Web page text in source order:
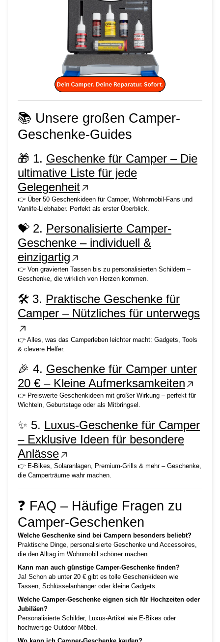
📚 Unsere großen Camper-
Geschenke-Guides
🎁 1. Geschenke für Camper – Die
ultimative Liste für jede
Gelegenheit
👉 Über 50 Geschenkideen für Camper, Wohnmobil-Fans und
Vanlife-Liebhaber. Perfekt als erster Überblick.
💝 2. Personalisierte Camper-
Geschenke – individuell &
einzigartig
👉 Von gravierten Tassen bis zu personalisierten Schildern –
Geschenke, die wirklich von Herzen kommen.
🛠️ 3. Praktische Geschenke für
Camper – Nützliches für unterwegs
👉 Alles, was das Camperleben leichter macht: Gadgets, Tools
& clevere Helfer.
🎉 4. Geschenke für Camper unter
20 € – Kleine Aufmerksamkeiten
👉 Preiswerte Geschenkideen mit großer Wirkung – perfekt für
Wichteln, Geburtstage oder als Mitbringsel.
✨ 5. Luxus-Geschenke für Camper
– Exklusive Ideen für besondere
Anlässe
👉 E-Bikes, Solaranlagen, Premium-Grills & mehr – Geschenke,
die Camperträume wahr machen.
❓ FAQ – Häufige Fragen zu
Camper-Geschenken
Welche Geschenke sind bei Campern besonders beliebt?
Praktische Dinge, personalisierte Geschenke und Accessoires,
die den Alltag im Wohnmobil schöner machen.
Kann man auch günstige Camper-Geschenke finden?
Ja! Schon ab unter 20 € gibt es tolle Geschenkideen wie
Tassen, Schlüsselanhänger oder kleine Gadgets.
Welche Camper-Geschenke eignen sich für Hochzeiten oder
Jubiläen?
Personalisierte Schilder, Luxus-Artikel wie E-Bikes oder
hochwertige Outdoor-Möbel.